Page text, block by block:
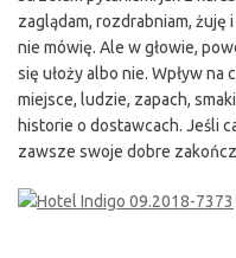
zaglądam, rozdrabniam, żuję
nie mówię. Ale w głowie,
się ułoży albo nie. Wpływ na
miejsce, ludzie, zapach,
historie o dostawcach. Jeśli
zawsze swoje dobre